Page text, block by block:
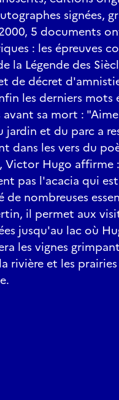
signées,
5 documents
: les épreuves
la Légende des
de décret
les derniers mots
sa mort :
jardin et du parc a
dans les vers du
Victor Hugo affirme
pas l'acacia qui
de nombreuses
il permet aux
jusqu'au lac où
les vignes
rivière et les